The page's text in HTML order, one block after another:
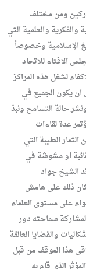
ومن مختلف
والعلمية التي
الإسلامية وخصوصاً
الافتاء للاتحاد
لشغل هذه المراكز
ان يكون الجميع في
حالة التسامح ونبذ
عدة لقاءات
الطيبة التي
او مشوشة في
الشيخ جواد
ذلك على هامش
على مستوى العلماء
سماحته دور
والقضايا العالقة
هذا الموقف من قبل